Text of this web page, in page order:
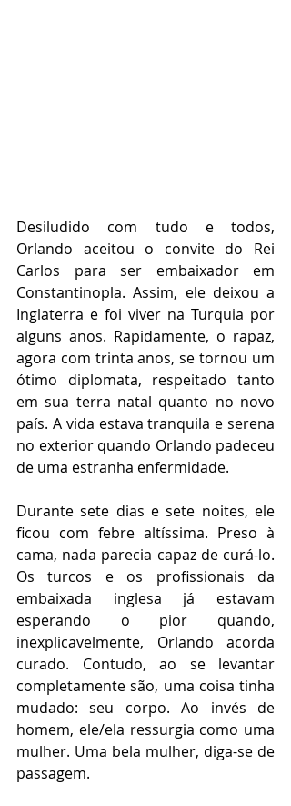
Desiludido com tudo e todos,
Orlando aceitou o convite do Rei
Carlos para ser embaixador em
Constantinopla. Assim, ele deixou a
Inglaterra e foi viver na Turquia por
alguns anos. Rapidamente, o rapaz,
agora com trinta anos, se tornou um
ótimo diplomata, respeitado tanto
em sua terra natal quanto no novo
país. A vida estava tranquila e serena
no exterior quando Orlando padeceu
de uma estranha enfermidade.
Durante sete dias e sete noites, ele
ficou com febre altíssima. Preso à
cama, nada parecia capaz de curá-lo.
Os turcos e os profissionais da
embaixada inglesa já estavam
esperando o pior quando,
inexplicavelmente, Orlando acorda
curado. Contudo, ao se levantar
completamente são, uma coisa tinha
mudado: seu corpo. Ao invés de
homem, ele/ela ressurgia como uma
mulher. Uma bela mulher, diga-se de
passagem.